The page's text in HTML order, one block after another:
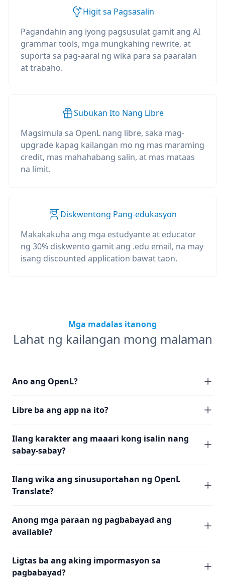
Higit sa Pagsasalin
Pagandahin ang iyong pagsusulat gamit ang AI
grammar tools, mga mungkahing rewrite, at
suporta sa pag-aaral ng wika para sa paaralan
at trabaho.
Subukan Ito Nang Libre
Magsimula sa OpenL nang libre, saka mag-
upgrade kapag kailangan mo ng mas maraming
credit, mas mahahabang salin, at mas mataas
na limit.
Diskwentong Pang-edukasyon
Makakakuha ang mga estudyante at educator
ng 30% diskwento gamit ang .edu email, na may
isang discounted application bawat taon.
Mga madalas itanong
Lahat ng kailangan mong malaman
Ano ang OpenL?
Libre ba ang app na ito?
Ilang karakter ang maaari kong isalin nang
sabay-sabay?
Ilang wika ang sinusuportahan ng OpenL
Translate?
Anong mga paraan ng pagbabayad ang
available?
Ligtas ba ang aking impormasyon sa
pagbabayad?